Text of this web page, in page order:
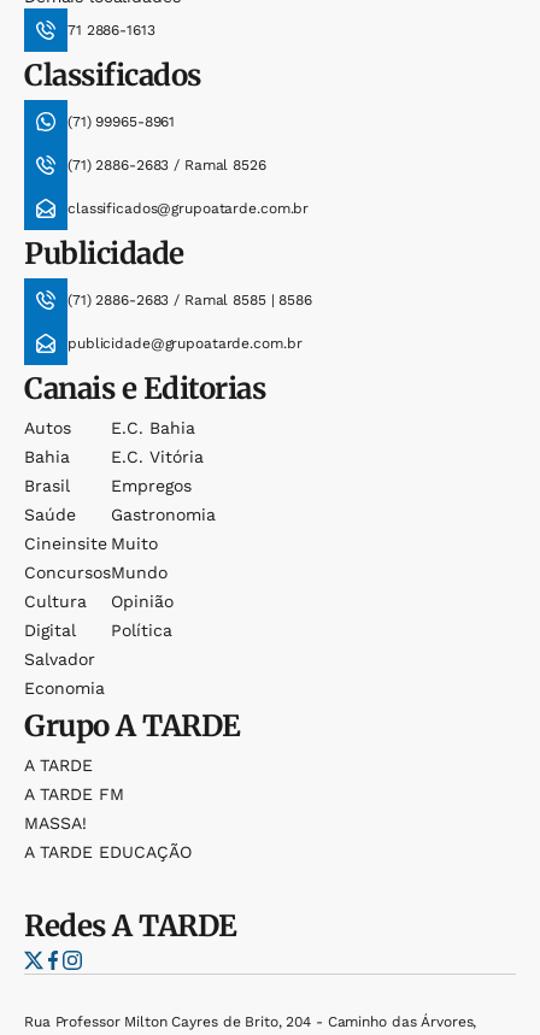
71 2886-1613
Classificados
(71) 99965-8961
(71) 2886-2683 / Ramal 8526
classificados@grupoatarde.com.br
Publicidade
(71) 2886-2683 / Ramal 8585 | 8586
publicidade@grupoatarde.com.br
Canais e Editorias
Autos
Bahia
Brasil
Saúde
Cineinsite
Concursos
Cultura
Digital
Salvador
Economia
E.c. Bahia
E.c. Vitória
Empregos
Gastronomia
Muito
Mundo
Opinião
Política
GrupoA TARDE
A TARDE
A TARDE FM
MASSA!
A TARDE EDUCAÇÃO
RedesA TARDE
Rua Professor Milton Cayres de Brito, 204 - Caminho das Árvores,